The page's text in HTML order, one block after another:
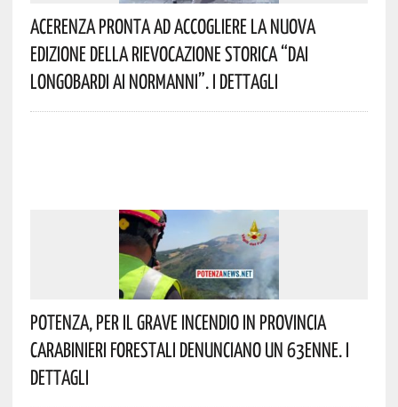
Acerenza Pronta Ad Accogliere La Nuova
Edizione Della Rievocazione Storica “Dai
Longobardi Ai Normanni”. I Dettagli
Potenza, Per Il Grave Incendio In Provincia
Carabinieri Forestali Denunciano Un 63enne. I
Dettagli